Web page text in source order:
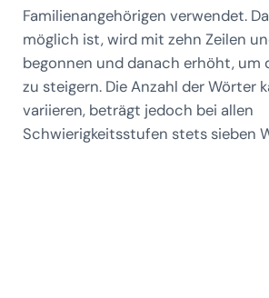
Familienangehörigen verwendet.
möglich ist, wird mit zehn Zeilen
begonnen und danach erhöht, um
zu steigern. Die Anzahl der Wörter
variieren, beträgt jedoch bei allen
Schwierigkeitsstufen stets sieben